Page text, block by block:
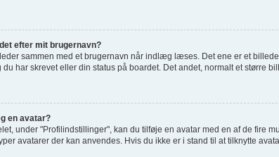
efter mit brugernavn?
sammen med et brugernavn når indlæg læses. Det ene er et
har skrevet eller din status på boardet. Det andet, normalt et større
en avatar?
under "Profilindstillinger", kan du tilføje en avatar med en af de fire
avatarer der kan anvendes. Hvis du ikke er i stand til at tilknytte